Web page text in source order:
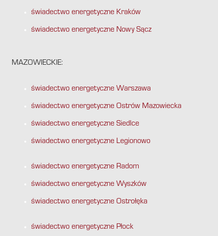
świadectwo energetyczne Kraków
świadectwo energetyczne Nowy Sącz
MAZOWIECKIE:
świadectwo energetyczne Warszawa
świadectwo energetyczne Ostrów Mazowiecka
świadectwo energetyczne Siedlce
świadectwo energetyczne Legionowo
świadectwo energetyczne Radom
świadectwo energetyczne Wyszków
świadectwo energetyczne Ostrołęka
świadectwo energetyczne Płock